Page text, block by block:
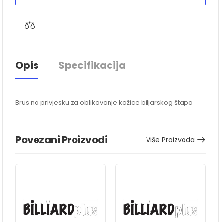
Opis Specifikacija
Brus na privjesku za oblikovanje kožice biljarskog štapa
Povezani Proizvodi Više Proizvoda